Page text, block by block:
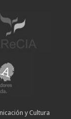
y Cultura